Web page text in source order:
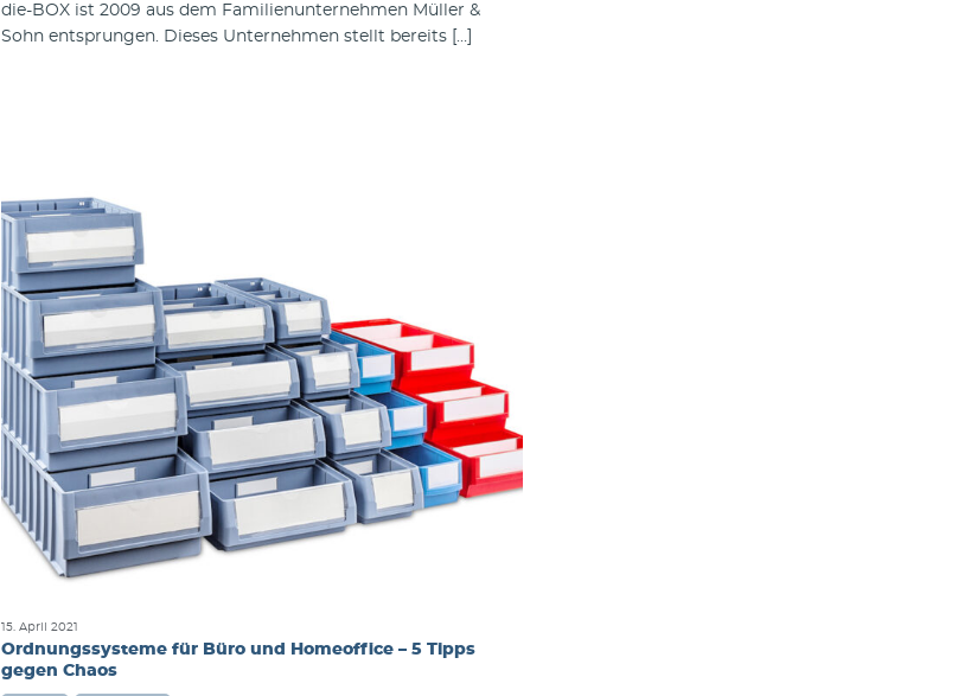
die-BOX ist 2009 aus dem Familienunternehmen Müller &
Sohn entsprungen. Dieses Unternehmen stellt bereits […]
15. April 2021
Ordnungssysteme für Büro und Homeoffice – 5 Tipps
gegen Chaos